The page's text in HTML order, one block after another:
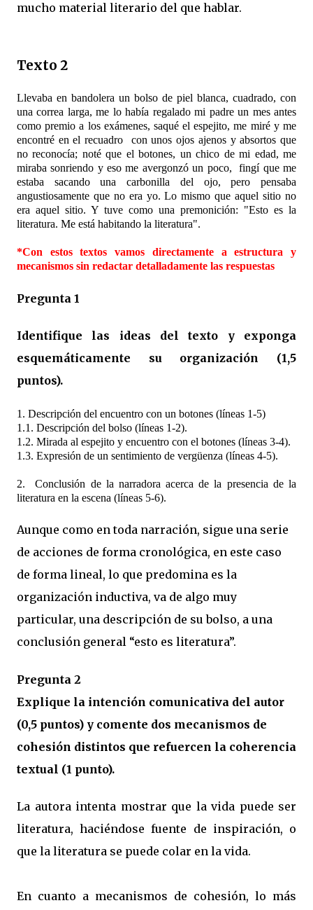
mucho material literario del que hablar.
Texto 2
Llevaba en bandolera un bolso de piel blanca, cuadrado, con
una correa larga, me lo había regalado mi padre un mes antes
como premio a los exámenes, saqué el espejito, me miré y me
encontré en el recuadro
con unos ojos ajenos y absortos que
no reconocía; noté que el botones, un chico de mi edad, me
miraba sonriendo y eso me avergonzó un poco,
fingí que me
estaba sacando una carbonilla del ojo, pero pensaba
angustiosamente que no era yo. Lo mismo que aquel sitio no
era aquel sitio. Y tuve como una premonición: "Esto es la
literatura. Me está habitando la literatura".
*Con estos textos vamos directamente a estructura y
mecanismos sin redactar detalladamente las respuestas
Pregunta 1
Identifique las ideas del texto y exponga
esquemáticamente su organización (1,5
puntos).
1. Descripción del encuentro con un botones (líneas 1-5)
1.1. Descripción del bolso (líneas 1-2).
1.2. Mirada al espejito y encuentro con el botones (líneas 3-4).
1.3. Expresión de un sentimiento de vergüenza (líneas 4-5).
2. Conclusión de la narradora acerca de la presencia de la
literatura en la escena (líneas 5-6).
Aunque como en toda narración, sigue una serie
de acciones de forma cronológica, en este caso
de forma lineal, lo que predomina es la
organización inductiva, va de algo muy
particular, una descripción de su bolso, a una
conclusión general “esto es literatura”.
Pregunta 2
Explique la intención comunicativa del autor
(0,5 puntos) y comente dos mecanismos de
cohesión distintos que refuercen la coherencia
textual (1 punto).
La autora intenta mostrar que la vida puede ser
literatura, haciéndose fuente de inspiración, o
que la literatura se puede colar en la vida.
En cuanto a mecanismos de cohesión, lo más